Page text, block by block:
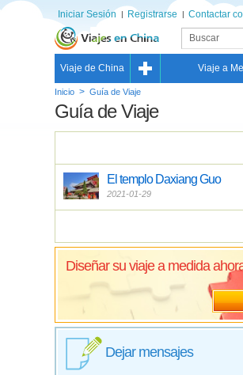
Iniciar Sesión Registrarse Contactar
Viaje de China Viaje a
Inicio > Guía de Viaje
Guía de Viaje
El templo Daxiang Guo
2021-01-29
Diseñar su viaje a medida
Dejar mensajes